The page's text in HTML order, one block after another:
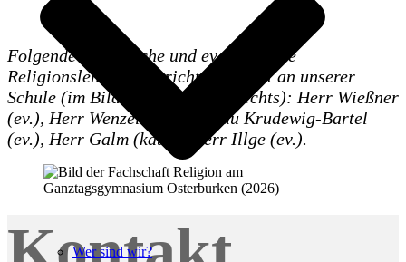
Wer sind wir?
Folgende katholische und evangelische
Religionslehrer unterrichten derzeit an unserer
Schule (im Bild von links nach rechts): Herr Wießner
(ev.), Herr Wenzel (kath.), Frau Krudewig-Bartel
(ev.), Herr Galm (kath.), Herr Illge (ev.).